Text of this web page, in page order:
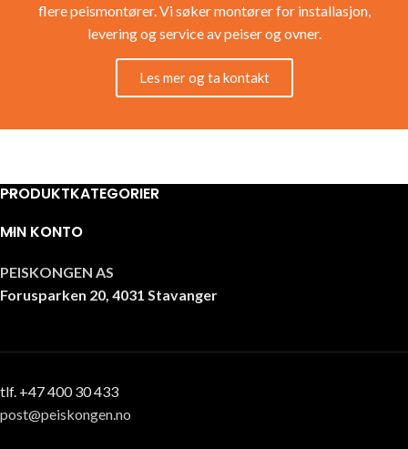
flere peismontører. Vi søker montører for installasjon,
levering og service av peiser og ovner.
Les mer og ta kontakt
PRODUKTKATEGORIER
MIN KONTO
PEISKONGEN AS
Forusparken 20, 4031 Stavanger
tlf. +47 400 30 433
post@peiskongen.no